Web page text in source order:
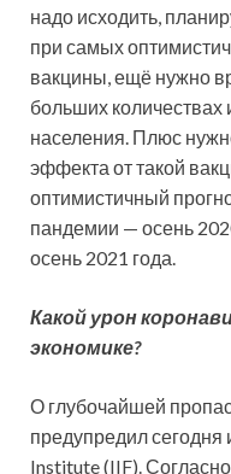
надо исходить,
при самых
вакцины, ещё нужно
больших
населения. Плюс
эффекта от такой
оптимистичный
пандемии — осень
осень 2021 года.
Какой урон
экономике?
О глубочайшей
предупредил сегодня
Institute (IIF).